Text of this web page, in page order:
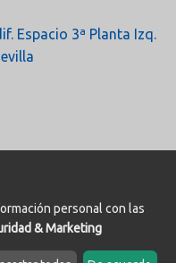
Espacio 3ª Planta Izq.
personal con las
& Marketing